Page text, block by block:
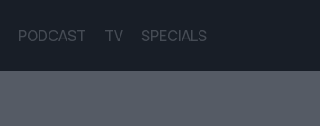
PODCAST TV SPECIALS